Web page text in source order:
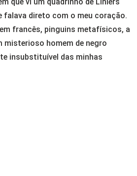
falava direto com o meu coração.
francês, pinguins metafísicos, a
misterioso homem de negro
insubstituível das minhas